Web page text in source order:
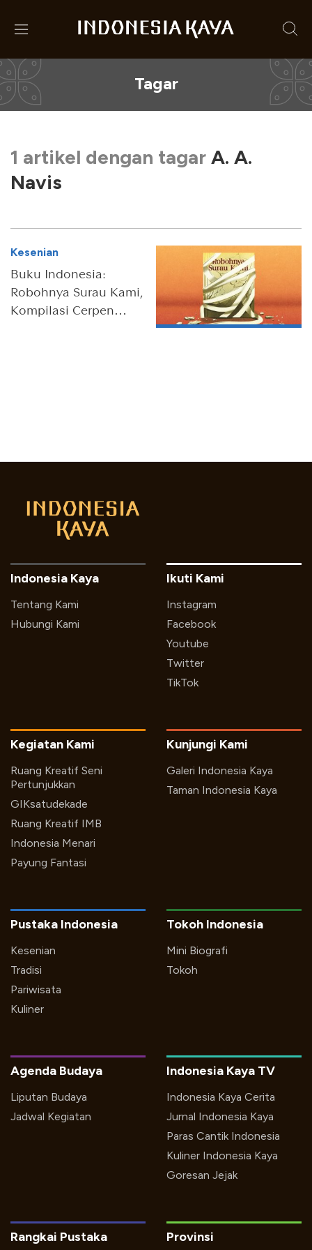
Tagar
1 artikel dengan tagar A. A.
Navis
Kesenian
Buku Indonesia:
Robohnya Surau Kami,
Kompilasi Cerpen
Indonesia Kaya
Tentang Kami
Hubungi Kami
Ikuti Kami
Instagram
Facebook
Youtube
Twitter
TikTok
Kegiatan Kami
Ruang Kreatif Seni
Pertunjukkan
GIKsatudekade
Ruang Kreatif IMB
Indonesia Menari
Payung Fantasi
Kunjungi Kami
Galeri Indonesia Kaya
Taman Indonesia Kaya
Pustaka Indonesia
Kesenian
Tradisi
Pariwisata
Kuliner
Tokoh Indonesia
Mini Biografi
Tokoh
Indonesia Kaya TV
Indonesia Kaya Cerita
Jurnal Indonesia Kaya
Paras Cantik Indonesia
Kuliner Indonesia Kaya
Goresan Jejak
Agenda Budaya
Liputan Budaya
Jadwal Kegiatan
Rangkai Pustaka Provinsi